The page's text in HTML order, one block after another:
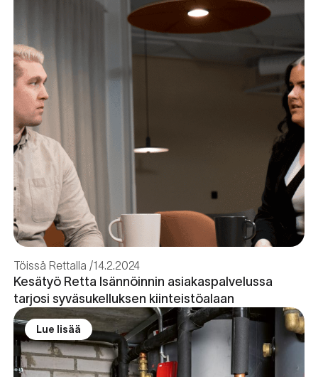
Töissä Rettalla 14.2.2024
Kesätyö Retta Isännöinnin asiakaspalvelussa
tarjosi syväsukelluksen kiinteistöalaan
Lue lisää